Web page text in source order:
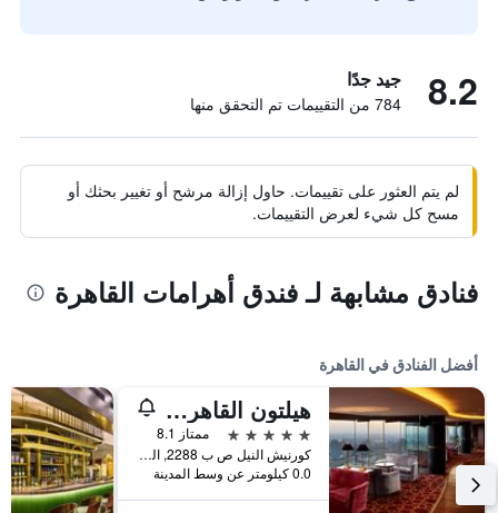
8.2 جيد جدًا
784 من التقييمات تم التحقق منها
لم يتم العثور على تقييمات. حاول إزالة مرشح أو تغيير بحثك أو
مسح كل شيء لعرض التقييمات.
فنادق مشابهة لـ فندق أهرامات القاهرة
أفضل الفنادق في القاهرة
هيلتون القاهرة جراند نايل
5 نجوم
ممتاز 8.1
كورنيش النيل ص ب 2288, القاهرة, مصر
0.0 كيلومتر عن وسط المدينة